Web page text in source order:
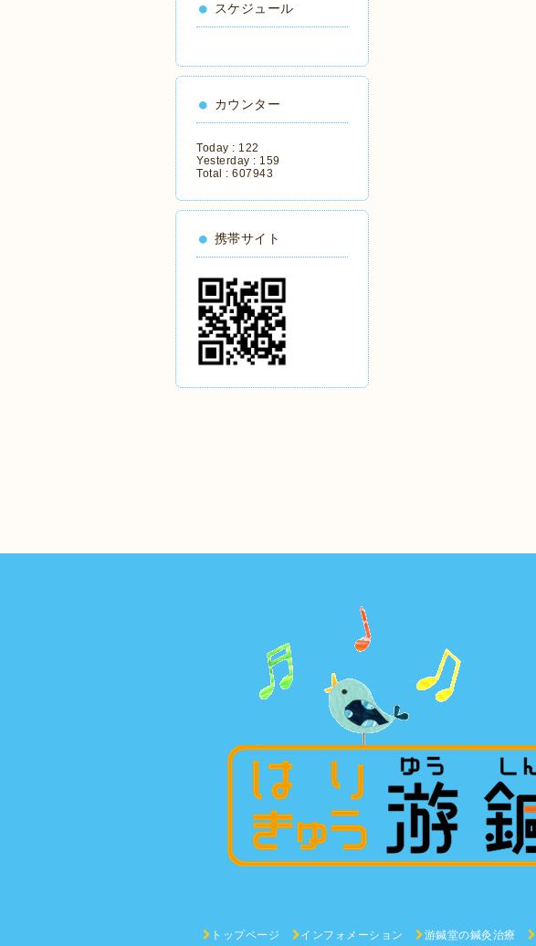
スケジュール
カウンター
Today : 122
Yesterday : 159
Total : 607943
携帯サイト
トップページ インフォメーション 游鍼堂の鍼灸治療